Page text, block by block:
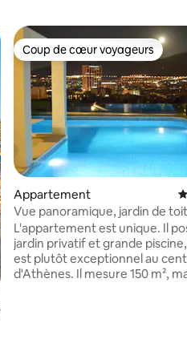
sur 5
sur la base de 106
Coup de cœur voyageurs
Coup de cœur voyageurs
Appartement
Vue panoramique, jardin de
piscine
L'appartement est unique. Il
jardin privatif et grande
est plutôt exceptionnel au
d'Athènes. Il mesure 150 m²,